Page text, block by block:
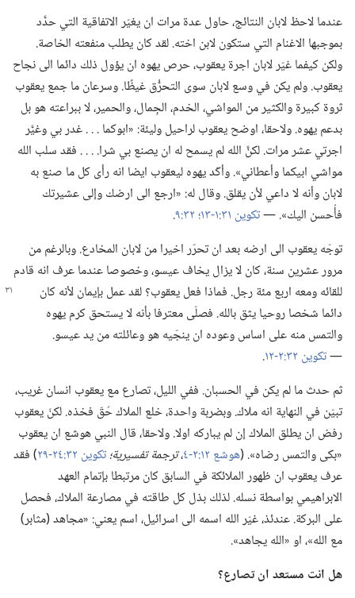
عندما لاحظ لابان النتائج،‏ حاول عدة مرات ان يغيّر الاتفاقية التي حدَّد
بموجبها الاغنام التي ستكون لابن اخته.‏ لقد كان يطلب منفعته الخاصة.‏
ولكن كيفما غيّر لابان اجرة يعقوب،‏ حرص يهوه ان يؤول ذلك دائما الى نجاح
يعقوب.‏ ولم يكن في وسع لابان سوى التحرُّق غيظًا.‏ وسرعان ما جمع يعقوب
ثروة كبيرة والكثير من المواشي،‏ الخدم،‏ الجِمال،‏ والحمير،‏ لا ببراعته هو بل
بدعم يهوه.‏ ولاحقا،‏ اوضح يعقوب لراحيل وليئة:‏ «ابوكما .‏ .‏ .‏ غدر بي وغيَّر
اجرتي عشر مرات.‏ لكنَّ الله لم يسمح له ان يصنع بي شرا.‏ .‏ .‏ .‏ فقد سلب الله
مواشي ابيكما وأعطاني».‏ وأكّد يهوه ليعقوب ايضا انه رأى كل ما صنع به
لابان وأنه لا داعي لأن يقلق.‏ وقال له:‏ «ارجع الى ارضك وإلى عشيرتك
فأُحسن اليك».‏ —‏تكوين ٣١:‏١-‏١٣؛‏
‏.‏
توجّه يعقوب الى ارضه بعد ان تحرّر اخيرا من لابان المخادع.‏ وبالرغم من
مرور عشرين سنة،‏ كان لا يزال يخاف عيسو،‏ وخصوصا عندما عرف انه قادم
للقائه ومعه اربع مئة رجل.‏ فماذا فعل يعقوب؟‏ لقد عمل بإيمان لأنه كان
دائما شخصا روحيا يثق بالله.‏ فصلّى معترفا بأنه لا يستحق كرم يهوه
والتمس منه على اساس وعوده ان ينجّيه هو وعائلته من يد عيسو.‏
—‏تكوين ٣٢:‏٢-‏١٢
‏.‏
ثم حدث ما لم يكن في الحسبان.‏ ففي الليل،‏ تصارع مع يعقوب انسان غريب،‏
تبيّن في النهاية انه ملاك.‏ وبضربة واحدة،‏ خلع الملاك حُقّ فخذه.‏ لكنّ يعقوب
رفض ان يطلق الملاك إن لم يباركه اولا.‏ ولاحقا،‏ قال النبي هوشع ان يعقوب
«بكى والتمس رضاه».‏ (‏هوشع ١٢:‏٢-‏٤ ‏،‏ترجمة تفسيرية؛‏تكوين ٣٢:‏٢٤-‏٢٩
‏)‏ فقد
عرف يعقوب ان ظهور الملائكة في السابق كان مرتبطا بإتمام العهد
الابراهيمي بواسطة نسله.‏ لذلك بذل كل طاقته في مصارعة الملاك،‏ فحصل
على البركة.‏ عندئذ،‏ غيّر الله اسمه الى اسرائيل،‏ اسم يعني:‏ «مجاهد (‏مثابر)‏
مع الله»،‏ او «الله يجاهد».‏
هل انت مستعد ان تصارع؟‏